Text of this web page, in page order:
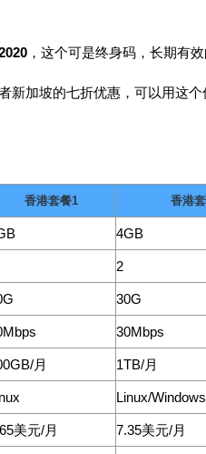
，这个可是终身码，长期有效
新加坡的七折优惠，可以用这个
香港套餐1 香港
4GB
2
30G
30Mbps
月 1TB/月
Linux/Windows
美元/月 7.35美元/月